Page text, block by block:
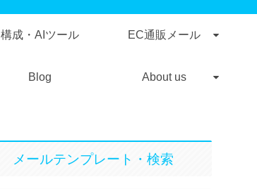
構成・AIツール EC通販メール
Blog About us
メールテンプレート・検索